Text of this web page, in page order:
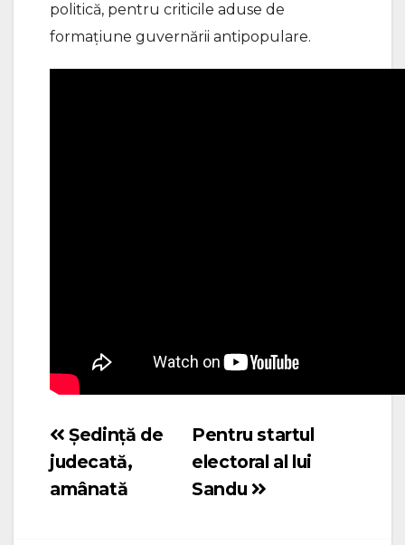
politică, pentru criticile aduse de
formațiune guvernării antipopulare.
Navigare
în
Pentru startul
electoral al lui
Sandu
Ședință de
judecată,
amânată